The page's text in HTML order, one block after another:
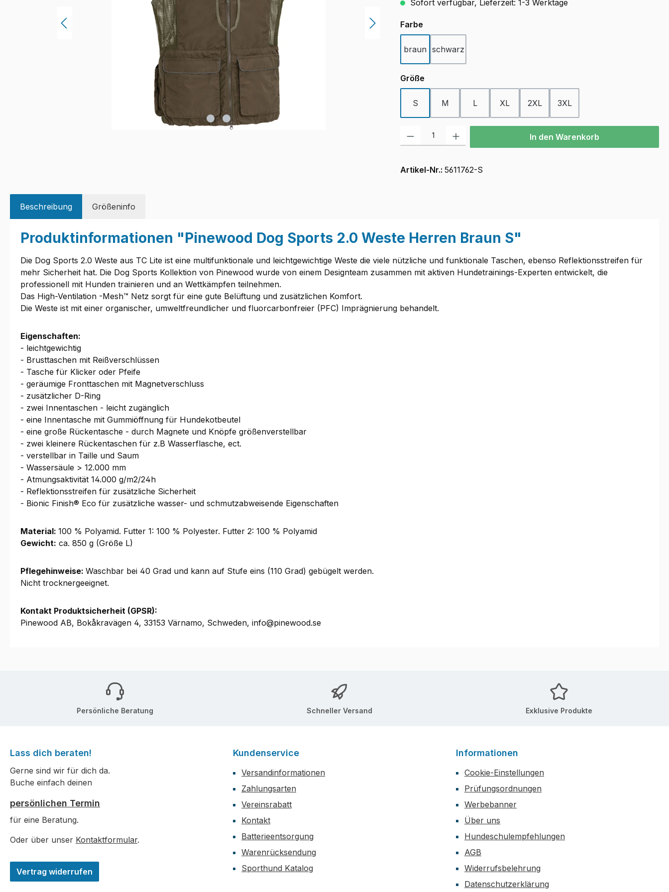
Sofort verfügbar, Lieferzeit: 1-3 Werktage
Farbe
braun schwarz
Größe
S M L XL 2XL 3XL
Produkt Anzahl: Gib den gewünschten Wert ein oder benutze die Schaltflächen
In den Warenkorb
Artikel-Nr.: 5611762-S
Beschreibung Größeninfo
Produktinformationen "Pinewood Dog Sports 2.0 Weste Herren Braun S"
Die Dog Sports 2.0 Weste aus TC Lite ist eine multifunktionale und leichtgewichtige Weste die viele nützliche und funktionale Taschen, ebenso Reflektionsstreifen für
mehr Sicherheit hat. Die Dog Sports Kollektion von Pinewood wurde von einem Designteam zusammen mit aktiven Hundetrainings-Experten entwickelt, die
professionell mit Hunden trainieren und an Wettkämpfen teilnehmen.
Das High-Ventilation -Mesh™ Netz sorgt für eine gute Belüftung und zusätzlichen Komfort.
Die Weste ist mit einer organischer, umweltfreundlicher und fluorcarbonfreier (PFC) Imprägnierung behandelt.
Eigenschaften:
- leichtgewichtig
- Brusttaschen mit Reißverschlüssen
- Tasche für Klicker oder Pfeife
- geräumige Fronttaschen mit Magnetverschluss
- zusätzlicher D-Ring
- zwei Innentaschen - leicht zugänglich
- eine Innentasche mit Gummiöffnung für Hundekotbeutel
- eine große Rückentasche - durch Magnete und Knöpfe größenverstellbar
- zwei kleinere Rückentaschen für z.B Wasserflasche, ect.
- verstellbar in Taille und Saum
- Wassersäule > 12.000 mm
- Atmungsaktivität 14.000 g/m2/24h
- Reflektionsstreifen für zusätzliche Sicherheit
- Bionic Finish® Eco für zusätzliche wasser- und schmutzabweisende Eigenschaften
Material: 100 % Polyamid. Futter 1: 100 % Polyester. Futter 2: 100 % Polyamid
Gewicht: ca. 850 g (Größe L)
Pflegehinweise: Waschbar bei 40 Grad und kann auf Stufe eins (110 Grad) gebügelt werden.
Nicht trocknergeeignet.
Kontakt Produktsicherheit (GPSR):
Pinewood AB, Bokåkravägen 4, 33153 Värnamo, Schweden, info@pinewood.se
Persönliche Beratung Schneller Versand Exklusive Produkte
Lass dich beraten!
Gerne sind wir für dich da.
Buche einfach deinen
persönlichen Termin
für eine Beratung.
Oder über unser Kontaktformular.
Vertrag widerrufen
Kundenservice
Versandinformationen
Zahlungsarten
Vereinsrabatt
Kontakt
Batterieentsorgung
Warenrücksendung
Sporthund Katalog
Informationen
Cookie-Einstellungen
Prüfungsordnungen
Werbebanner
Über uns
Hundeschulempfehlungen
AGB
Widerrufsbelehrung
Datenschutzerklärung